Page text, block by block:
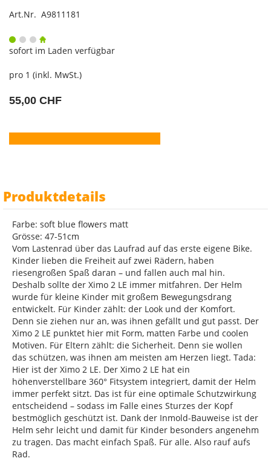
Art.Nr. A9811181
sofort im Laden verfügbar
pro 1 (inkl. MwSt.)
55,00 CHF
Produktdetails
Farbe: soft blue flowers matt
Grösse: 47-51cm
Vom Lastenrad über das Laufrad auf das erste eigene Bike.
Kinder lieben die Freiheit auf zwei Rädern, haben
riesengroßen Spaß daran – und fallen auch mal hin.
Deshalb sollte der Ximo 2 LE immer mitfahren. Der Helm
wurde für kleine Kinder mit großem Bewegungsdrang
entwickelt. Für Kinder zählt: der Look und der Komfort.
Denn sie ziehen nur an, was ihnen gefällt und gut passt. Der
Ximo 2 LE punktet hier mit Form, matten Farbe und coolen
Motiven. Für Eltern zählt: die Sicherheit. Denn sie wollen
das schützen, was ihnen am meisten am Herzen liegt. Tada:
Hier ist der Ximo 2 LE. Der Ximo 2 LE hat ein
höhenverstellbare 360° Fitsystem integriert, damit der Helm
immer perfekt sitzt. Das ist für eine optimale Schutzwirkung
entscheidend – sodass im Falle eines Sturzes der Kopf
bestmöglich geschützt ist. Dank der Inmold-Bauweise ist der
Helm sehr leicht und damit für Kinder besonders angenehm
zu tragen. Das macht einfach Spaß. Für alle. Also rauf aufs
Rad.